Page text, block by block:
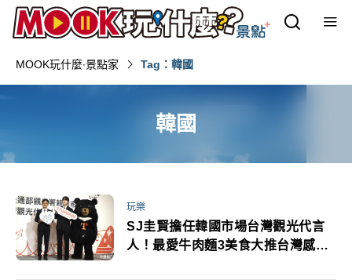
MOOK玩什麼‧景點家 Tag：韓國
韓國
玩樂
SJ圭賢擔任韓國市場台灣觀光代言
人！最愛牛肉麵3美食大推台灣感性